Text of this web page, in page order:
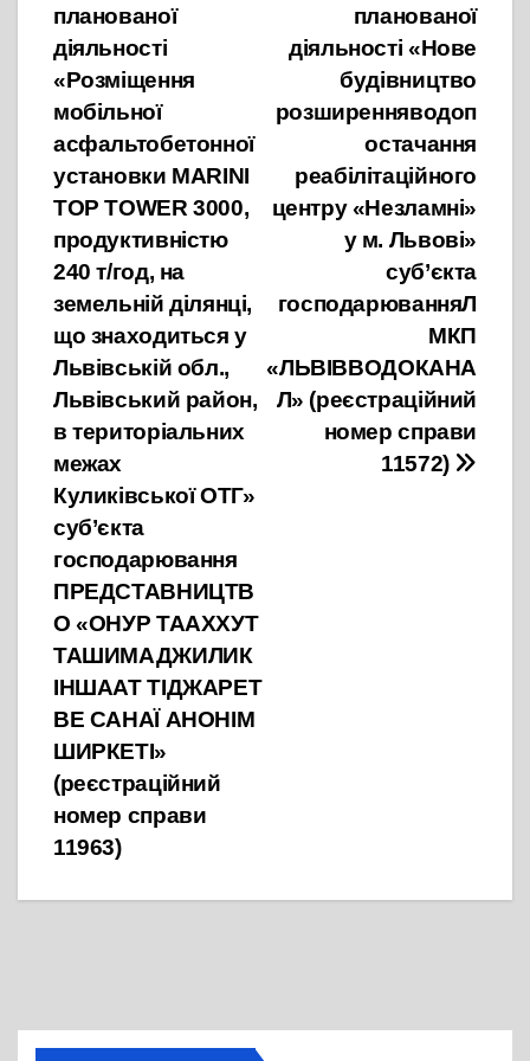
планованої
діяльності «Нове
будівництво
розширенняводоп
остачання
реабілітаційного
центру «Незламні»
у м. Львові»
суб’єкта
господарюванняЛ
МКП
«ЛЬВІВВОДОКАНА
Л» (реєстраційний
номер справи
11572)
планованої
діяльності
«Розміщення
мобільної
асфальтобетонної
установки MARINI
TOP TOWER 3000,
продуктивністю
240 т/год, на
земельній ділянці,
що знаходиться у
Львівській обл.,
Львівський район,
в територіальних
межах
Куликівської ОТГ»
суб’єкта
господарювання
ПРЕДСТАВНИЦТВ
О «ОНУР ТААХХУТ
ТАШИМАДЖИЛИК
ІНШААТ ТІДЖАРЕТ
ВЕ САНАЇ АНОНІМ
ШИРКЕТІ»
(реєстраційний
номер справи
11963)